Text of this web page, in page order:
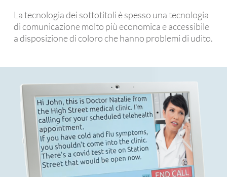
La tecnologia dei sottotitoli è spesso una tecnologia
di comunicazione molto più economica e accessibile
a disposizione di coloro che hanno problemi di udito.